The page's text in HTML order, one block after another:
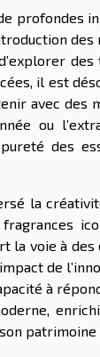
profondes
il est
avec des
ou
des
la
la voie à
de
à